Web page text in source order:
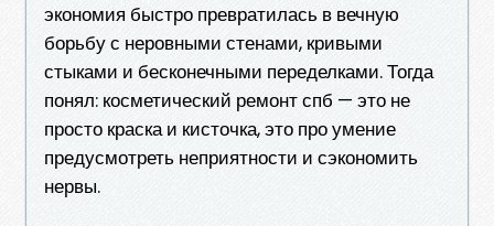
экономия быстро превратилась в вечную
борьбу с неровными стенами, кривыми
стыками и бесконечными переделками. Тогда
понял: косметический ремонт спб — это не
просто краска и кисточка, это про умение
предусмотреть неприятности и сэкономить
нервы.